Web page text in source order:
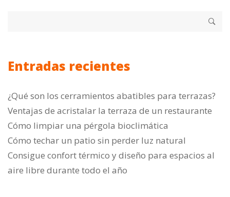
Entradas recientes
¿Qué son los cerramientos abatibles para terrazas?
Ventajas de acristalar la terraza de un restaurante
Cómo limpiar una pérgola bioclimática
Cómo techar un patio sin perder luz natural
Consigue confort térmico y diseño para espacios al
aire libre durante todo el año